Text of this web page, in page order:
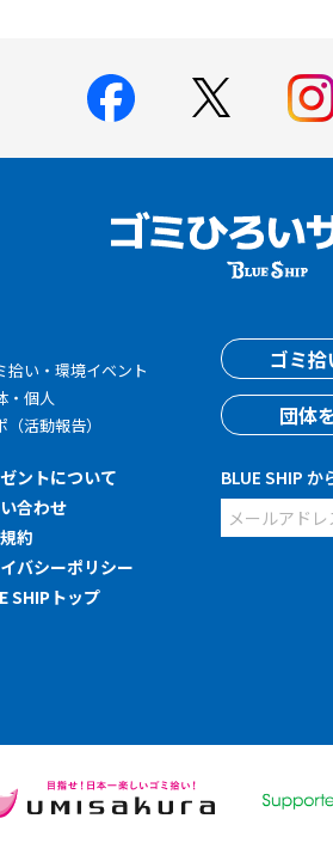
拾い・環境イベント
・個人
（活動報告）
ントについて
合わせ
約
バシーポリシー
SHIPトップ
ゴミ
団体
BLUE SHIP